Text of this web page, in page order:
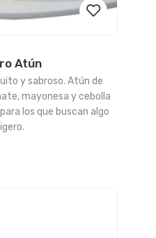
a la
lista
Atún
y sabroso. Atún de
mayonesa y cebolla
los que buscan algo